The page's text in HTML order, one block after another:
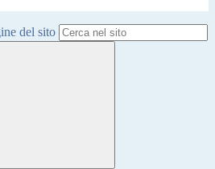
del sito